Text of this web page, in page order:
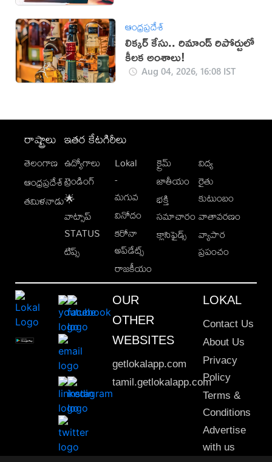
ఆంధ్రప్రదేశ్
లిక్కర్ కేసు.. రిమాండ్​ రిపోర్టులో
కీలక అంశాలు!
Aug 04, 2026, 16:08 IST
రాష్ట్రాలు
తెలంగాణ
ఆంధ్రప్రదేశ్
తమిళనాడు
ఇతర కేటగిరీలు
ఉద్యోగాలు
ట్రెండింగ్
🌟
వాట్సాప్
STATUS
టిప్స్
Lokal
-
మగువ
వినోదం
కరోనా
అప్‌డేట్స్
రాజకీయం
క్రైమ్
జాతీయం
భక్తి
సమాచారం
క్లాసిఫైడ్స్
విద్య
రైతు
కుటుంబం
వాతావరణం
వ్యాపార
ప్రపంచం
OUR
OTHER
WEBSITES
getlokalapp.com
tamil.getlokalapp.com
LOKAL
Contact Us
About Us
Privacy
Policy
Terms &
Conditions
Advertise
with us